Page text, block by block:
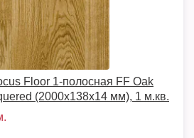
Floor 1-полосная FF Oak
(2000x138x14 мм), 1 м.кв.